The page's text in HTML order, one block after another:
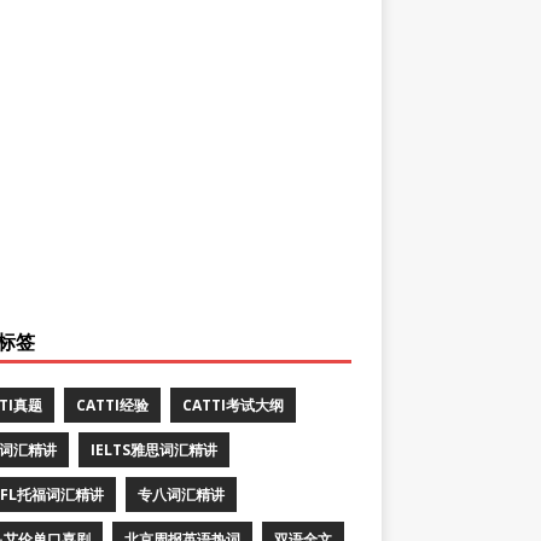
签
真题 CATTI经验 CATTI考试大纲
汇精讲 IELTS雅思词汇精讲
托福词汇精讲 专八词汇精讲